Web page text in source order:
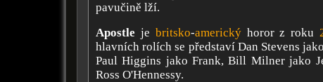
pavučině lží.
Apostle je britsko-americkýhoror z roku
hlavních rolích se představí Dan Stevens
Paul Higgins jako Frank, Bill Milner jako
Ross O'Hennessy.